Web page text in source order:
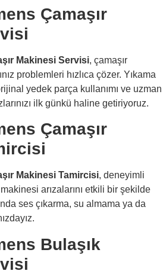
Çamaşır
Makinesi Servisi, çamaşır
problemleri hızlıca çözer. Yıkama
yedek parça kullanımı ve uzman
ilk günkü haline getiriyoruz.
Çamaşır
Makinesi Tamircisi, deneyimli
arızalarını etkili bir şekilde
ses çıkarma, su almama ya da
Bulaşık